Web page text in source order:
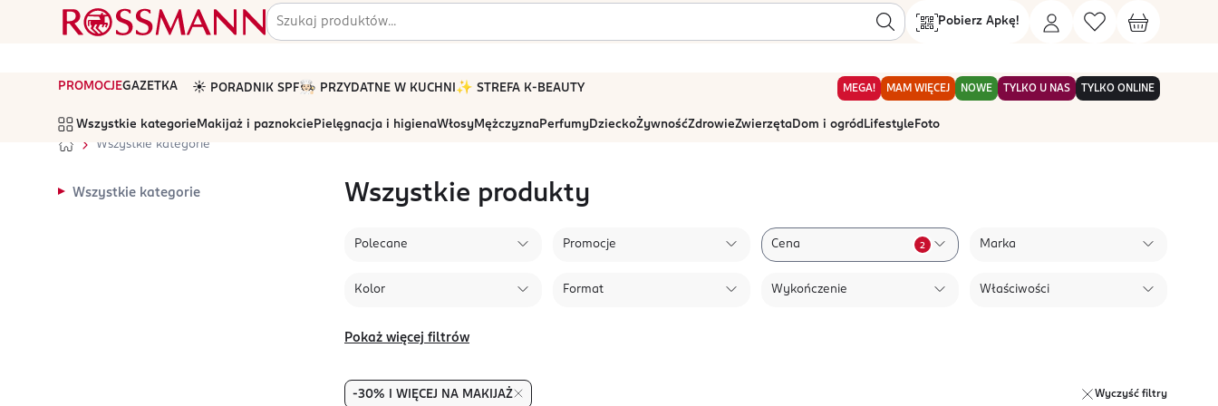
Pobierz Apkę!
PROMOCJEGAZETKA ☀️ PORADNIK SPF🧑🏻‍🍳 PRZYDATNE W KUCHNI ✨ STREFA K-BEAUTY MEGA! MAM WIĘCEJ NOWE TYLKO U NAS TYLKO ONLINE
Wszystkie kategorie Makijaż i paznokcie Pielęgnacja i higienaWłosyMężczyznaPerfumyDzieckoŻywnośćZdrowieZwierzętaDom i ogród Lifestyle Foto
Wszystkie kategorie
Wszystkie kategorie Wszystkie produkty
Polecane Promocje Cena 2 Marka
Kolor Format Wykończenie Właściwości
Pokaż więcej filtrów
-30% I WIĘCEJ NA MAKIJAŻ Wyczyść filtry